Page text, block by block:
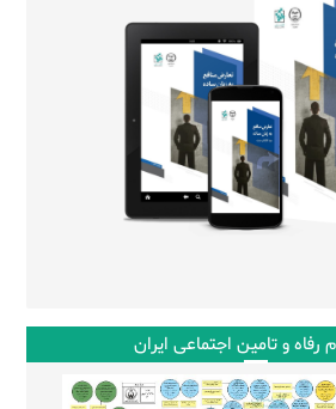
رفاه و تامین اجتماعی ایران